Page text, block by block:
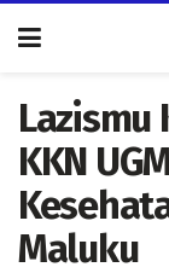
Lazismu
KKN
Maluku